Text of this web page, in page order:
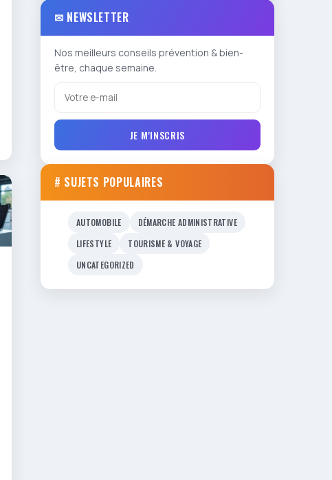
✉ NEWSLETTER
Nos meilleurs conseils prévention & bien-
être, chaque semaine.
JE M'INSCRIS
# SUJETS POPULAIRES
AUTOMOBILE
DÉMARCHE ADMINISTRATIVE
LIFESTYLE
TOURISME & VOYAGE
UNCATEGORIZED